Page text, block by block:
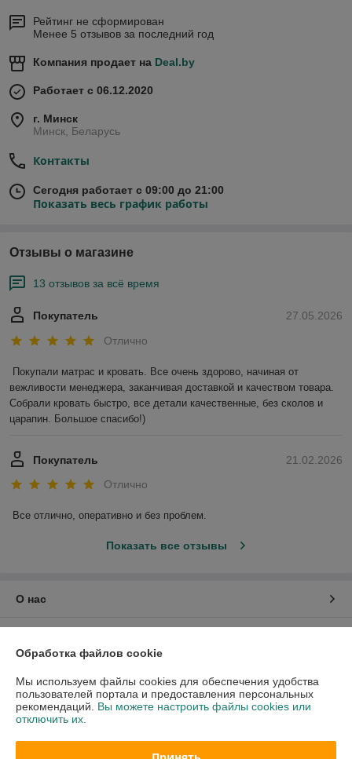
Рейтинг не сформирован
Менее 5 отзывов за последний год
Компания продает на Deal.by
Работает с 06.12.2020
г. Минск
Минск, Беларусь
Контакты
Сегодня работает с 09:00 до 21:00
Показать весь график работы
Отзывы о магазине
13 отзывов за всё время
27.05.2026
Покупатель
Отлично
Покупали матрас и кровать. Все очень здорово, начиная от
вежливости менеджера, заканчивая доставкой и качеством товара.
Собрали кровать быстро, все детали качественные, без сколов и
царапин. Большое спасибо!)
21.02.2026
Покупатель
Отлично
Все отлично, оперативно и без проблем.
Показать все отзывы
О нас
График работы
Полная версия сайта
Обработка файлов cookie
Мы используем файлы cookies для обеспечения удобства
пользователей портала и предоставления персональных
рекомендаций. Вы можете настроить файлы cookies или
отключить их.